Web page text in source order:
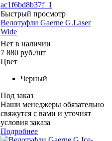
Быстрый просмотр
Велотуфли Gaerne G.Laser
Wide
Нет в наличии
7 880 руб./шт
Цвет
Черный
Под заказ
Наши менеджеры обязательно
свяжутся с вами и уточнят
условия заказа
Подробнее